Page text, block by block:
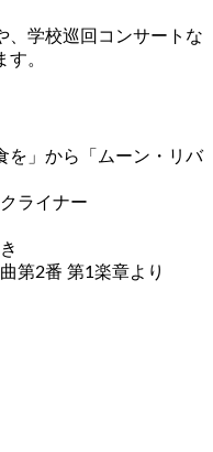
、学校巡回コンサートな
す。
を」から「ムーン・リバ
ライナー
第2番 第1楽章より